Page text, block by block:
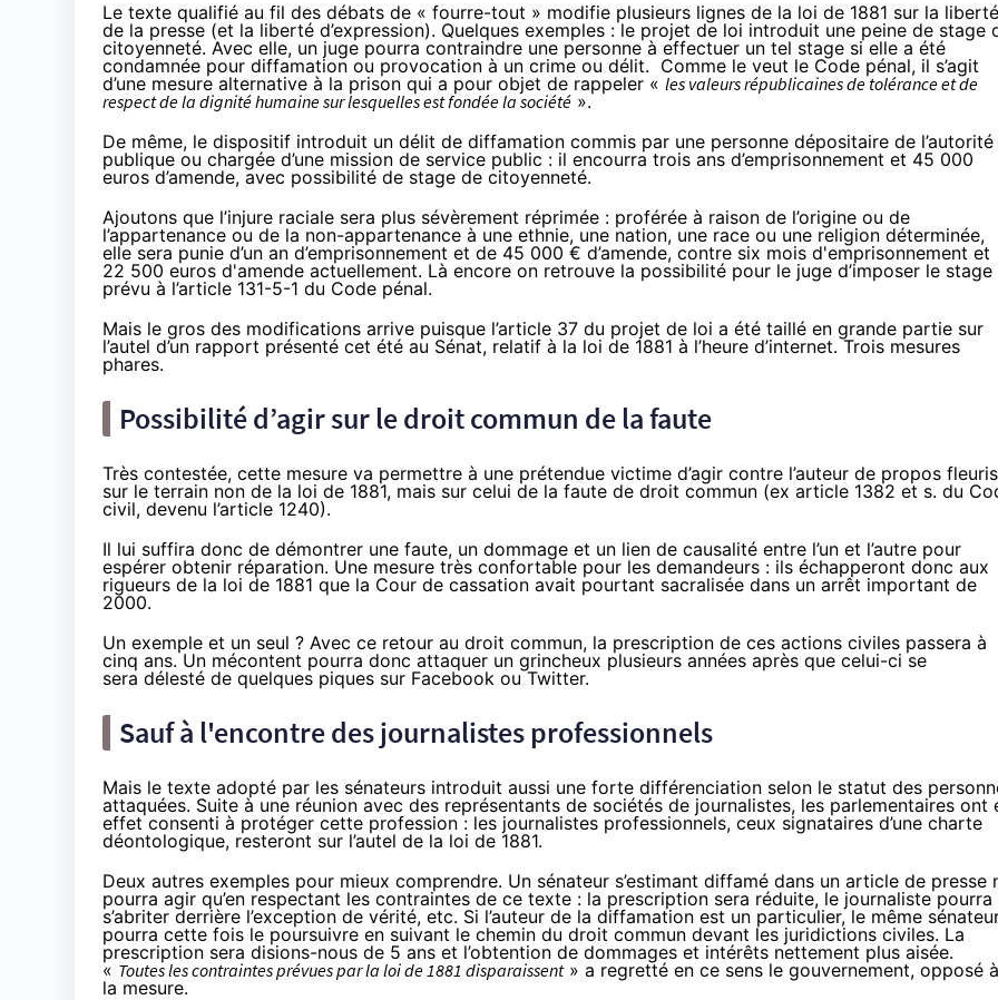
Le texte qualifié au fil des débats de « fourre-tout » modifie plusieurs lignes de la loi de 1881 sur la liberté
de la presse (et la liberté d’expression). Quelques exemples : le projet de loi introduit une peine de stage
citoyenneté. Avec elle, un juge pourra contraindre une personne à effectuer un tel stage si elle a été
condamnée pour diffamation ou provocation à un crime ou délit. Comme le veut le Code pénal, il s’agit
d’une mesure alternative à la prison qui a pour objet de rappeler « les valeurs républicaines de tolérance et de
respect de la dignité humaine sur lesquelles est fondée la société ».
De même, le dispositif introduit un délit de diffamation commis par une personne dépositaire de l’autorité
publique ou chargée d’une mission de service public : il encourra trois ans d’emprisonnement et 45 000
euros d’amende, avec possibilité de stage de citoyenneté.
Ajoutons que l’injure raciale sera plus sévèrement réprimée : proférée à raison de l’origine ou de
l’appartenance ou de la non-appartenance à une ethnie, une nation, une race ou une religion déterminée,
elle sera punie d’un an d’emprisonnement et de 45 000 € d’amende, contre six mois d'emprisonnement et
22 500 euros d'amende actuellement. Là encore on retrouve la possibilité pour le juge d’imposer le stage
prévu à l’article 131-5-1 du Code pénal.
Mais le gros des modifications arrive puisque l’article 37 du projet de loi a été taillé en grande partie sur
l’autel d’un rapport présenté cet été au Sénat, relatif à la loi de 1881 à l’heure d’internet. Trois mesures
phares.
Possibilité d’agir sur le droit commun de la faute
Très contestée, cette mesure va permettre à une prétendue victime d’agir contre l’auteur de propos fleuris
sur le terrain non de la loi de 1881, mais sur celui de la faute de droit commun (ex article 1382 et s. du
civil, devenu l’article 1240).
Il lui suffira donc de démontrer une faute, un dommage et un lien de causalité entre l’un et l’autre pour
espérer obtenir réparation. Une mesure très confortable pour les demandeurs : ils échapperont donc aux
rigueurs de la loi de 1881 que la Cour de cassation avait pourtant sacralisée dans un arrêt important de
2000.
Un exemple et un seul ? Avec ce retour au droit commun, la prescription de ces actions civiles passera à
cinq ans. Un mécontent pourra donc attaquer un grincheux plusieurs années après que celui-ci se
sera délesté de quelques piques sur Facebook ou Twitter.
Sauf à l'encontre des journalistes professionnels
Mais le texte adopté par les sénateurs introduit aussi une forte différenciation selon le statut des
attaquées. Suite à une réunion avec des représentants de sociétés de journalistes, les parlementaires ont
effet consenti à protéger cette profession : les journalistes professionnels, ceux signataires d’une charte
déontologique, resteront sur l’autel de la loi de 1881.
Deux autres exemples pour mieux comprendre. Un sénateur s’estimant diffamé dans un article de presse
pourra agir qu’en respectant les contraintes de ce texte : la prescription sera réduite, le journaliste pourra
s’abriter derrière l’exception de vérité, etc. Si l’auteur de la diffamation est un particulier, le même
pourra cette fois le poursuivre en suivant le chemin du droit commun devant les juridictions civiles. La
prescription sera disions-nous de 5 ans et l’obtention de dommages et intérêts nettement plus aisée.
« Toutes les contraintes prévues par la loi de 1881 disparaissent» a regretté en ce sens le gouvernement, opposé à
la mesure.